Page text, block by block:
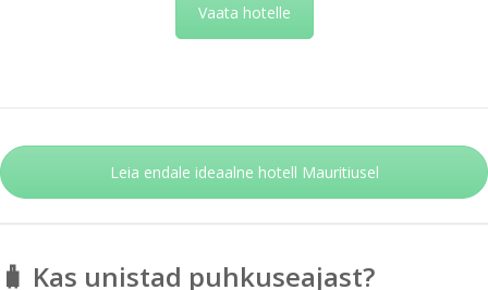
Vaata hotelle
Leia endale ideaalne hotell Mauritiusel
🧳 Kas unistad puhkuseajast?